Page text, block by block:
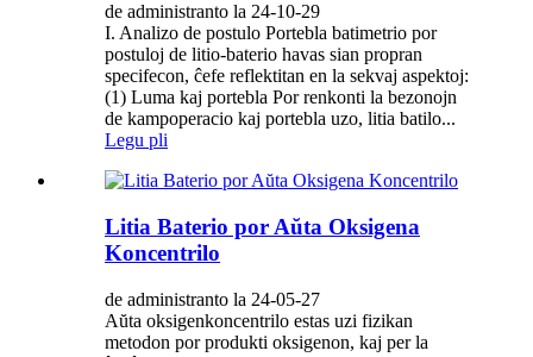
de administranto la 24-10-29
I. Analizo de postulo Portebla batimetrio por
postuloj de litio-baterio havas sian propran
specifecon, ĉefe reflektitan en la sekvaj aspektoj:
(1) Luma kaj portebla Por renkonti la bezonojn
de kampoperacio kaj portebla uzo, litia batilo...
Legu pli
Litia Baterio por Aŭta Oksigena
Koncentrilo
de administranto la 24-05-27
Aŭta oksigenkoncentrilo estas uzi fizikan
metodon por produkti oksigenon, kaj per la